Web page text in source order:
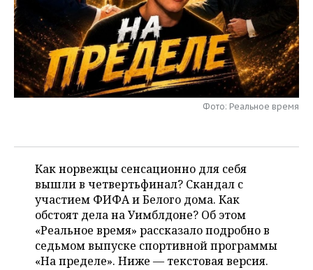
НЕФТЕХИМИЯ
НЕФТЬ
ОПК
ЭНЕРГЕТИКА
РОЗНИЧНАЯ ТОРГОВЛЯ
ТРАНСПОРТ
УСЛУГИ
НОВОСТИ ТЕХНОЛОГИЙ
IT
МЕДИА
МЕРОПРИЯТИЯ
НОВОСТИ МЕРОПРИЯТИЙ
ВЫЕЗДНАЯ РЕДАКЦИЯ
ОТКРЫТАЯ ЛЕКЦИЯ
СПОРТ
НОВОСТИ СПОРТА
БАСКЕТБОЛ
ВОЛЕЙБОЛ
КИБЕРСПОРТ
ОБЩЕСТВО
ИНФРАСТРУКТУРА
ИСТОРИЯ
КУЛЬТУРА
СПРАВОЧНИК
СПИСОК ПЕРСОН
СПИСОК КОМПАНИЙ
ПОЛНАЯ ВЕРСИЯ
Фото: Реальное время
Как норвежцы сенсационно для себя
вышли в четвертьфинал? Скандал с
участием ФИФА и Белого дома. Как
обстоят дела на Уимблдоне? Об этом
«Реальное время» рассказало подробно в
седьмом выпуске спортивной программы
«На пределе». Ниже — текстовая версия.